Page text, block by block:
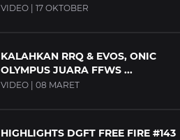
VIDEO | 17 OKTOBER
KALAHKAN RRQ & EVOS, ONIC
OLYMPUS JUARA FFWS ...
VIDEO | 08 MARET
HIGHLIGHTS DGFT FREE FIRE #143